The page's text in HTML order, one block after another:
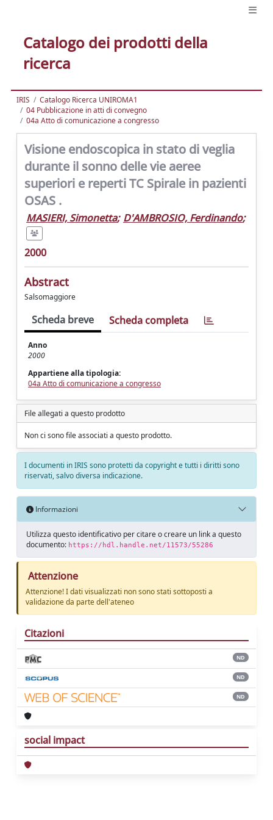
Catalogo dei prodotti della
ricerca
IRIS
Catalogo Ricerca UNIROMA1
04 Pubblicazione in atti di convegno
04a Atto di comunicazione a congresso
Visione endoscopica in stato di veglia
durante il sonno delle vie aeree
superiori e reperti TC Spirale in pazienti
OSAS .
MASIERI, Simonetta; D'AMBROSIO, Ferdinando;
2000
Abstract
Salsomaggiore
Scheda breve Scheda completa
Anno
2000
Appartiene alla tipologia:
04a Atto di comunicazione a congresso
File allegati a questo prodotto
Non ci sono file associati a questo prodotto.
I documenti in IRIS sono protetti da copyright e tutti i diritti sono
riservati, salvo diversa indicazione.
Informazioni
Utilizza questo identificativo per citare o creare un link a questo
documento: https://hdl.handle.net/11573/55286
Attenzione
Attenzione! I dati visualizzati non sono stati sottoposti a
validazione da parte dell'ateneo
Citazioni
ND
ND
ND
social impact